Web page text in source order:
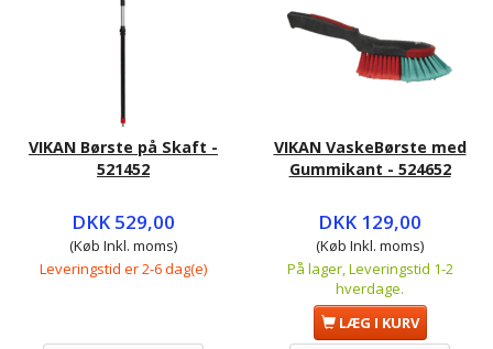
VIKAN Børste på Skaft -
521452
DKK 529,00
(Køb Inkl. moms)
Leveringstid er 2-6 dag(e)
VIKAN VaskeBørste med
Gummikant - 524652
DKK 129,00
(Køb Inkl. moms)
På lager, Leveringstid 1-2
hverdage.
LÆG I KURV